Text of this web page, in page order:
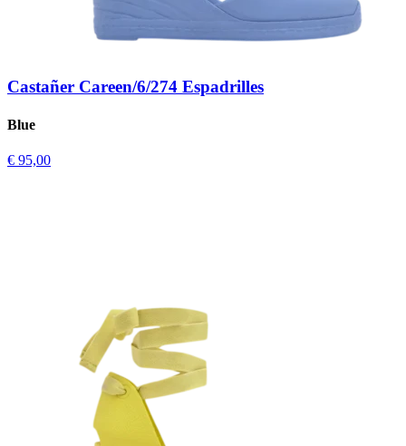
Castañer Careen/6/274 Espadrilles
Blue
€ 95,00